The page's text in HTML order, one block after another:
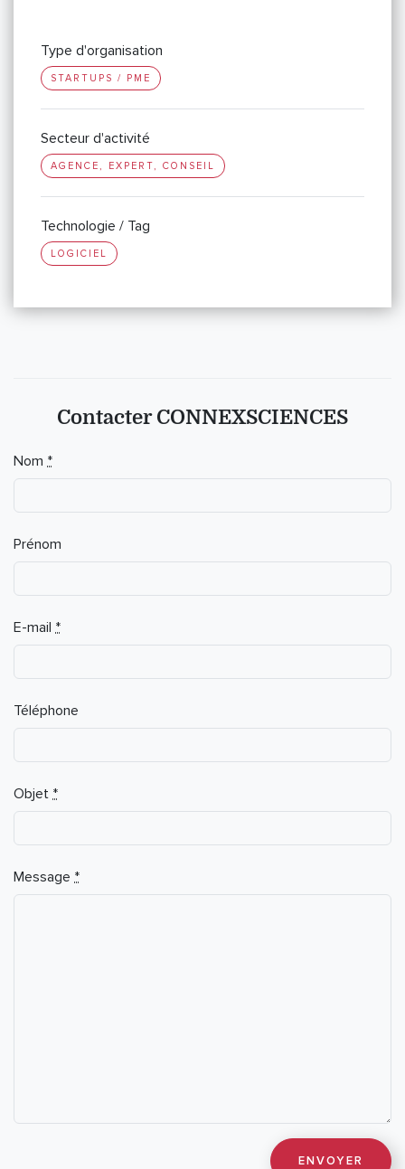
Type d'organisation
STARTUPS / PME
Secteur d'activité
AGENCE, EXPERT, CONSEIL
Technologie / Tag
LOGICIEL
Contacter CONNEXSCIENCES
Nom *
Prénom
E-mail *
Téléphone
Objet *
Message *